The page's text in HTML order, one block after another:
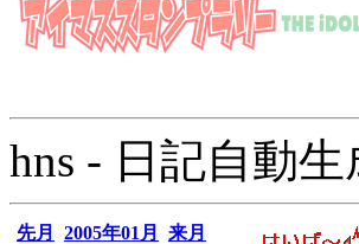
hns - 日記自動
先月 2005年01月
来月